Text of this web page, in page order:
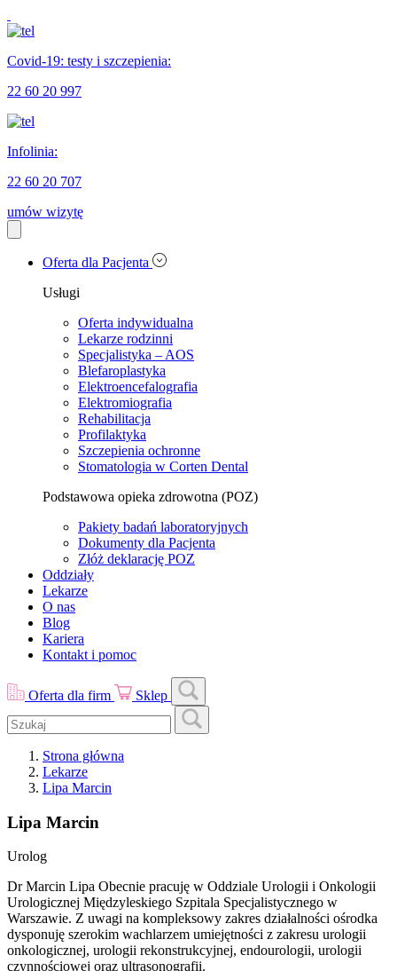
Covid-19: testy i szczepienia:
22 60 20 997
Infolinia:
22 60 20 707
umów wizytę
Oferta dla Pacjenta
Usługi
Oferta indywidualna
Lekarze rodzinni
Specjalistyka – AOS
Blefaroplastyka
Elektroencefalografia
Elektromiografia
Rehabilitacja
Profilaktyka
Szczepienia ochronne
Stomatologia w Corten Dental
Podstawowa opieka zdrowotna (POZ)
Pakiety badań laboratoryjnych
Dokumenty dla Pacjenta
Złóż deklarację POZ
Oddziały
Lekarze
O nas
Blog
Kariera
Kontakt i pomoc
Oferta dla firm Sklep
Strona główna
Lekarze
Lipa Marcin
Lipa Marcin
Urolog
Dr Marcin Lipa Obecnie pracuję w Oddziale Urologii i Onkologii
Urologicznej Międzyleskiego Szpitala Specjalistycznego w
Warszawie. Z uwagi na kompleksowy zakres działalności ośrodka
dysponuję szerokim wachlarzem umiejętności z zakresu urologii
onkologicznej, urologii rekonstrukcyjnej, endourologii, urologii
czynnościowej oraz ultrasonografii.